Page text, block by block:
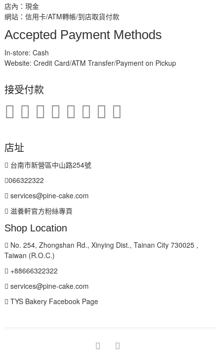
店內：現金
網站：信用卡/ATM轉帳/到店取貨付款
Accepted Payment Methods
In-store: Cash
Website: Credit Card/ATM Transfer/Payment on Pickup
接受付款
店址
台南市新營區中山路254號
066322322
services@pine-cake.com
滋養軒官方粉絲專頁
Shop Location
No. 254, Zhongshan Rd., Xinying Dist., Tainan City 730025 ,
Taiwan (R.O.C.)
+88666322322
services@pine-cake.com
TYS Bakery Facebook Page
facebook